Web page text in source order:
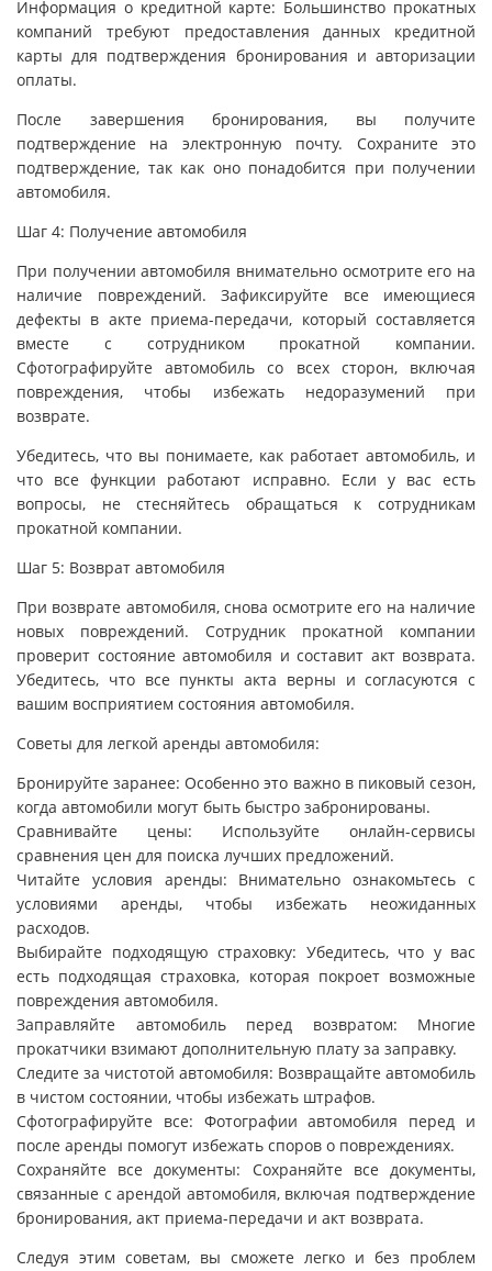
Информация о кредитной карте: Большинство прокатных
компаний требуют предоставления данных кредитной
карты для подтверждения бронирования и авторизации
оплаты.
После завершения бронирования, вы получите
подтверждение на электронную почту. Сохраните это
подтверждение, так как оно понадобится при получении
автомобиля.
Шаг 4: Получение автомобиля
При получении автомобиля внимательно осмотрите его на
наличие повреждений. Зафиксируйте все имеющиеся
дефекты в акте приема-передачи, который составляется
вместе с сотрудником прокатной компании.
Сфотографируйте автомобиль со всех сторон, включая
повреждения, чтобы избежать недоразумений при
возврате.
Убедитесь, что вы понимаете, как работает автомобиль, и
что все функции работают исправно. Если у вас есть
вопросы, не стесняйтесь обращаться к сотрудникам
прокатной компании.
Шаг 5: Возврат автомобиля
При возврате автомобиля, снова осмотрите его на наличие
новых повреждений. Сотрудник прокатной компании
проверит состояние автомобиля и составит акт возврата.
Убедитесь, что все пункты акта верны и согласуются с
вашим восприятием состояния автомобиля.
Советы для легкой аренды автомобиля:
Бронируйте заранее: Особенно это важно в пиковый сезон,
когда автомобили могут быть быстро забронированы.
Сравнивайте цены: Используйте онлайн-сервисы
сравнения цен для поиска лучших предложений.
Читайте условия аренды: Внимательно ознакомьтесь с
условиями аренды, чтобы избежать неожиданных
расходов.
Выбирайте подходящую страховку: Убедитесь, что у вас
есть подходящая страховка, которая покроет возможные
повреждения автомобиля.
Заправляйте автомобиль перед возвратом: Многие
прокатчики взимают дополнительную плату за заправку.
Следите за чистотой автомобиля: Возвращайте автомобиль
в чистом состоянии, чтобы избежать штрафов.
Сфотографируйте все: Фотографии автомобиля перед и
после аренды помогут избежать споров о повреждениях.
Сохраняйте все документы: Сохраняйте все документы,
связанные с арендой автомобиля, включая подтверждение
бронирования, акт приема-передачи и акт возврата.
Следуя этим советам, вы сможете легко и без проблем